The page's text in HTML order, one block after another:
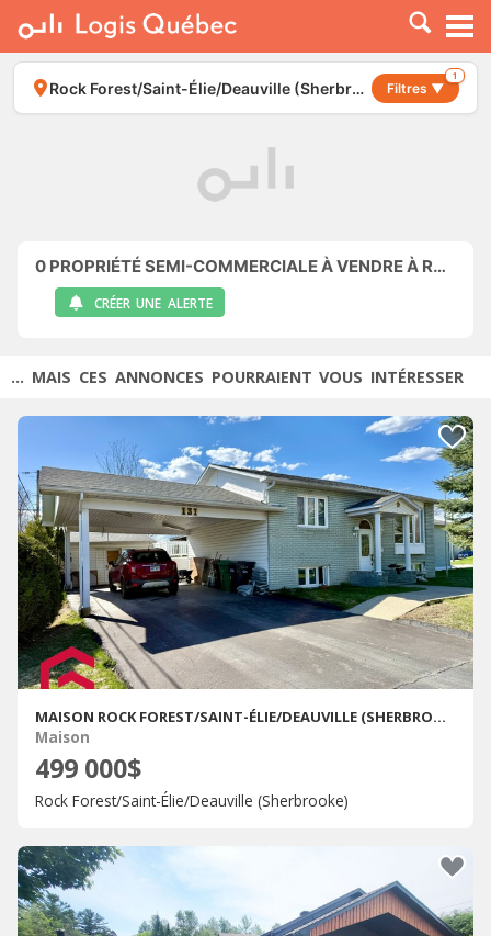
À LOUER
À VENDRE
PLACER UNE ANNONCE
Rock Forest/Saint-Élie/Deauville (Sherbrooke) Filtres ▼
1
0 PROPRIÉTÉ SEMI-COMMERCIALE À VENDRE À ROCK FOREST/SAINT-ÉLIE/DEAUVILLE (SHERBROOKE)
CRÉER UNE ALERTE
... MAIS CES ANNONCES POURRAIENT VOUS INTÉRESSER
MAISON ROCK FOREST/SAINT-ÉLIE/DEAUVILLE (SHERBROOKE) À VENDRE
Maison
499 000$
Rock Forest/Saint-Élie/Deauville (Sherbrooke)